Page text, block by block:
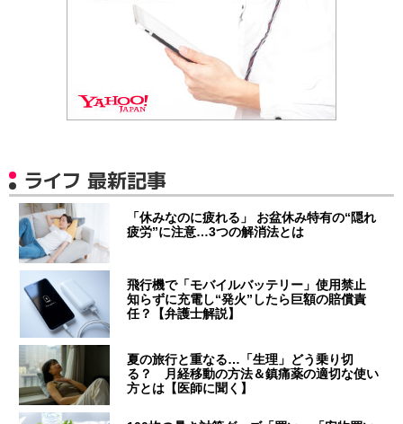
ライフ 最新記事
「休みなのに疲れる」 お盆休み特有の“隠れ
疲労”に注意…3つの解消法とは
飛行機で「モバイルバッテリー」使用禁止
知らずに充電し“発火”したら巨額の賠償責
任？【弁護士解説】
夏の旅行と重なる…「生理」どう乗り切
る？ 月経移動の方法＆鎮痛薬の適切な使い
方とは【医師に聞く】